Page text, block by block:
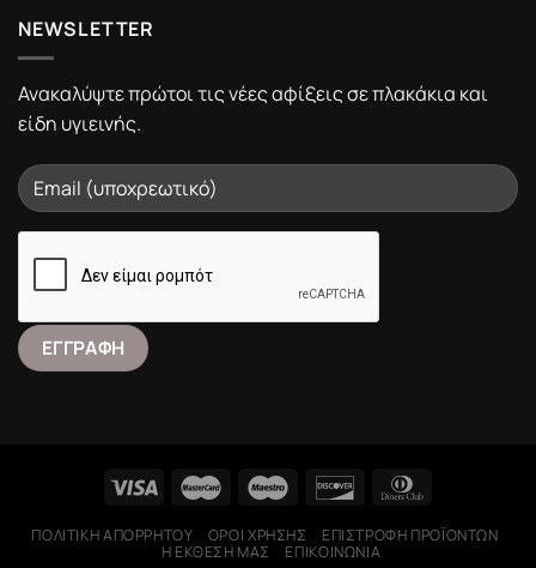
NEWSLETTER
Ανακαλύψτε πρώτοι τις νέες αφίξεις σε πλακάκια και
είδη υγιεινής.
ΠΟΛΙΤΙΚΉ ΑΠΟΡΡΉΤΟΥ ΌΡΟΙ ΧΡΉΣΗΣ
ΕΠΙΣΤΡΟΦΉ ΠΡΟΪΌΝΤΩΝ
Η ΕΚΘΕΣΉ ΜΑΣ
ΕΠΙΚΟΙΝΩΝΊΑ